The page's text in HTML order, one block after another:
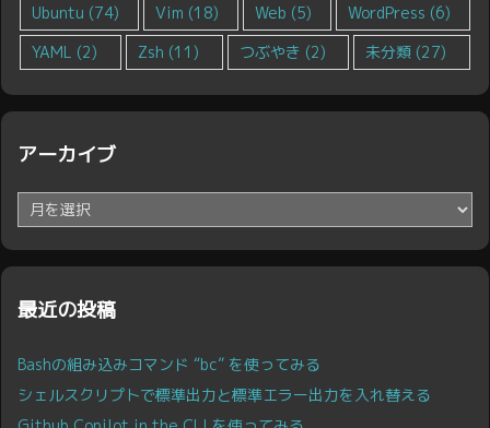
Ubuntu (74) Vim (18) Web (5) WordPress (6)
YAML (2) Zsh (11) つぶやき (2) 未分類 (27)
アーカイブ
ー
カ
イ
最近の投稿
Bashの組み込みコマンド “bc” を使ってみる
シェルスクリプトで標準出力と標準エラー出力を入れ替える